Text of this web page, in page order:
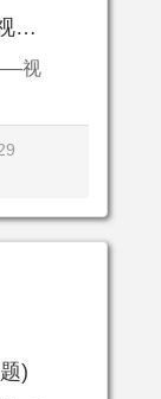
非遗产品包装平面设计——视觉设计的条理与反复
视
)